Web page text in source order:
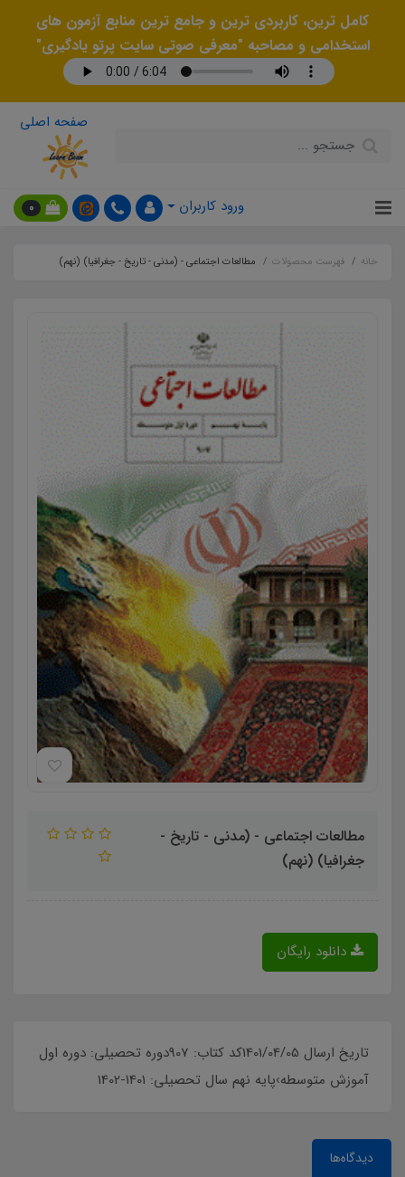
کامل ترین، کاربردی ترین و جامع ترین منابع آزمون های
استخدامی و مصاحبه "معرفی صوتی سایت پرتو یادگیری"
صفحه اصلی
ورود کاربران 0
خانه فهرست محصولات مطالعات اجتماعی - (مدنی - تاریخ - جغرافیا) (نهم)
مطالعات اجتماعی - (مدنی - تاریخ -
جغرافیا) (نهم)
دانلود رایگان
تاریخ ارسال 1401/04/05کد کتاب: 907دوره تحصیلی: دوره اول
آموزش متوسطه›پایه نهم سال تحصیلی: 1401-1402
دیدگاه‌ها